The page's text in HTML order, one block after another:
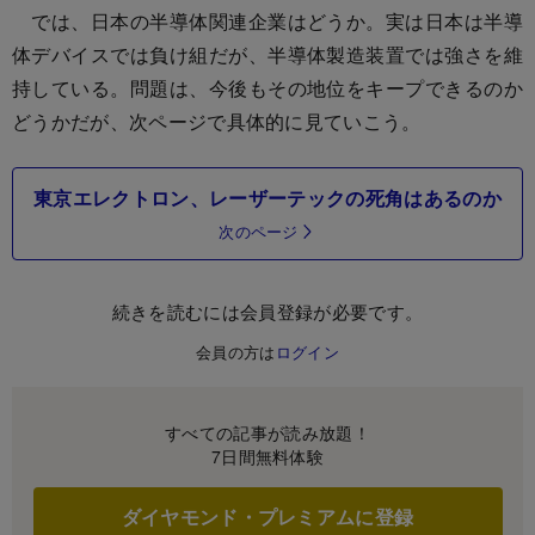
では、日本の半導体関連企業はどうか。実は日本は半導
体デバイスでは負け組だが、半導体製造装置では強さを維
持している。問題は、今後もその地位をキープできるのか
どうかだが、次ページで具体的に見ていこう。
東京エレクトロン、レーザーテックの死角はあるのか
次のページ
続きを読むには会員登録が必要です。
会員の方は ログイン
すべての記事が読み放題！
7日間無料体験
ダイヤモンド・プレミアムに登録